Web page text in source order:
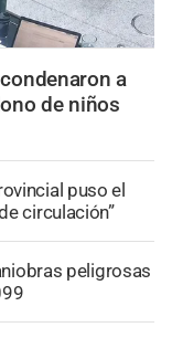
a
de niños
puso el
circulación”
peligrosas